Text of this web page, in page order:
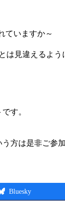
ていますか～
見違えるよう
す。
方は是非ご参加
Bluesky